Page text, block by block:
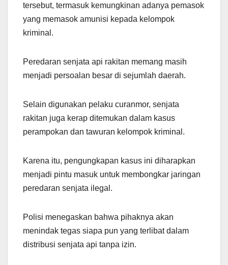
tersebut, termasuk kemungkinan adanya pemasok
yang memasok amunisi kepada kelompok
kriminal.
Peredaran senjata api rakitan memang masih
menjadi persoalan besar di sejumlah daerah.
Selain digunakan pelaku curanmor, senjata
rakitan juga kerap ditemukan dalam kasus
perampokan dan tawuran kelompok kriminal.
Karena itu, pengungkapan kasus ini diharapkan
menjadi pintu masuk untuk membongkar jaringan
peredaran senjata ilegal.
Polisi menegaskan bahwa pihaknya akan
menindak tegas siapa pun yang terlibat dalam
distribusi senjata api tanpa izin.